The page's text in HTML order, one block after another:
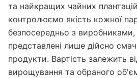
та найкращих чайних
контролюємо якість кожної
безпосередньо з виробниками,
представлені лише дійсно
продукти. Вартість залежить
вирощування та обраного